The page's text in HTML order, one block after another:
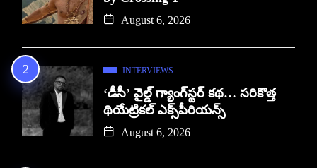
August 6, 2026
INTERVIEWS
‘డీసీ’ వైల్డ్ గ్యాంగ్‌స్టర్ కథ… సరికొత్త
థియేట్రికల్ ఎక్స్‌పీరియన్స్
August 6, 2026